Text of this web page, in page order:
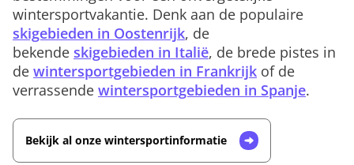
wintersportvakantie. Denk aan de populaire
skigebieden in Oostenrijk, de
bekende skigebieden in Italië, de brede pistes in
de wintersportgebieden in Frankrijk of de
verrassende wintersportgebieden in Spanje.
Bekijk al onze wintersportinformatie